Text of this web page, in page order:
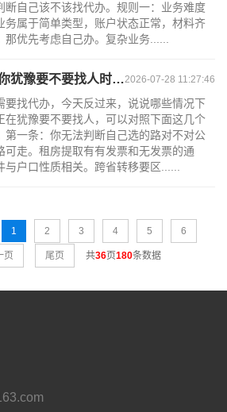
断自己该不该找代办。规则一：业务难度
务属于简单类型，账户状态正常，材料齐
优先考虑自己办。复杂业务......
2026-07-28 11:27:46
人时，先看自己符合这几点吗
要找代办，今天反过来，说说哪些情况下
在犹豫要不要找人，可以对照下面这几个
第一条：你无法判断自己选的路对不对公
可走。租房提取有有发票和无发票的通
户口性质相关。跨省转移要区......
1 2 3 4 5 6
页 尾页 共36页180条数据